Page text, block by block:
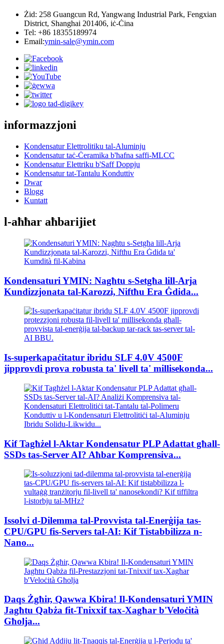
Żid: 258 Guangcun Rd, Yangwang Industrial Park, Fengxian
District, Shanghai 201406, iċ-Ċina
Tel: +86 18355189974
Email:ymin-sale@ymin.com
informazzjoni
Kondensatur Elettrolitiku tal-Aluminju
Kondensatur taċ-Ċeramika b'ħafna saffi-MLCC
Kondensatur Elettriku b'Saff Doppju
Kondensatur tat-Tantalu Konduttiv
Dwar
Blogg
Kuntatt
l-aħħar aħbarijiet
Kondensaturi YMIN: Nagħtu s-Setgħa lill-Arja
Kundizzjonata tal-Karozzi, Niftħu Era Ġdida...
Is-superkapaċitatur ibridu SLF 4.0V 4500F
jipprovdi prova robusta ta' livell ta' millisekonda...
Kif Tagħżel l-Aktar Kondensatur PLP Adattat għall-
SSDs tas-Server AI? Aħbar Komprensiva...
Issolvi d-Dilemma tal-Provvista tal-Enerġija tas-
CPU/GPU fis-Servers tal-AI: Kif Tistabbilizza n-
Nano...
Daqs Żgħir, Qawwa Kbira! Il-Kondensaturi YMIN
Jagħtu Qabża fit-Tnixxif tax-Xagħar b'Veloċità
Għolja...